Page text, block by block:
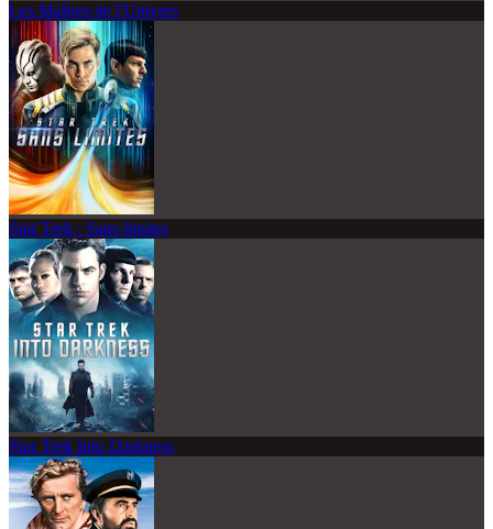
Les Maîtres de l'Univers
Star Trek : Sans limites
Star Trek Into Darkness